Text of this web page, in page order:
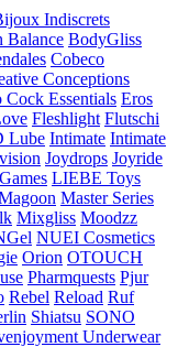
Indiscrets
Balance BodyGliss
Cobeco
Conceptions
Cock Essentials Eros
Fleshlight Flutschi
Lube Intimate Intimate
Joydrops Joyride
LIEBE Toys
Master Series
Mixgliss Moodzz
NUEI Cosmetics
Orion OTOUCH
Pharmquests Pjur
Rebel Reload Ruf
Shiatsu SONO
Underwear